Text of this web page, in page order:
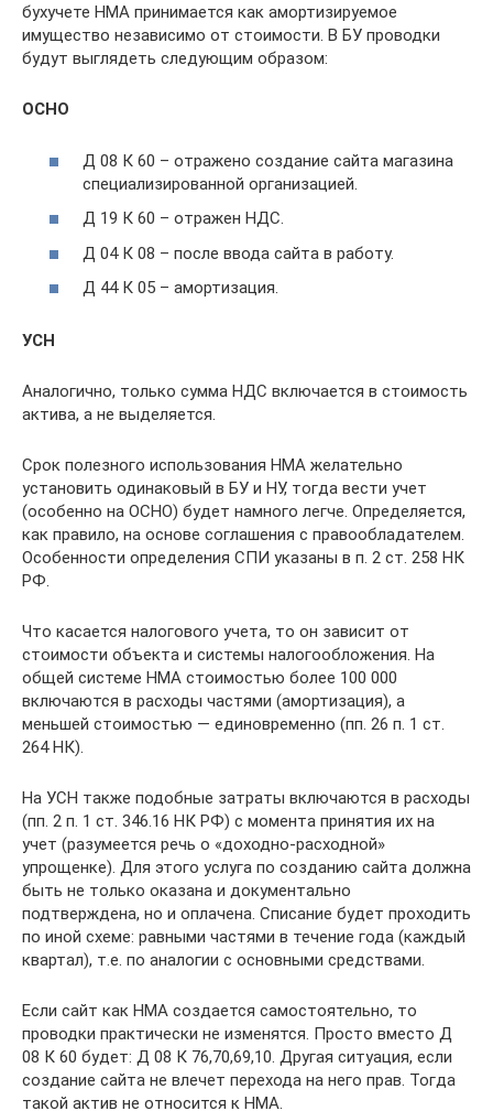
бухучете НМА принимается как амортизируемое
имущество независимо от стоимости. В БУ проводки
будут выглядеть следующим образом:
ОСНО
Д 08 К 60 – отражено создание сайта магазина
специализированной организацией.
Д 19 К 60 – отражен НДС.
Д 04 К 08 – после ввода сайта в работу.
Д 44 К 05 – амортизация.
УСН
Аналогично, только сумма НДС включается в стоимость
актива, а не выделяется.
Срок полезного использования НМА желательно
установить одинаковый в БУ и НУ, тогда вести учет
(особенно на ОСНО) будет намного легче. Определяется,
как правило, на основе соглашения с правообладателем.
Особенности определения СПИ указаны в п. 2 ст. 258 НК
РФ.
Что касается налогового учета, то он зависит от
стоимости объекта и системы налогообложения. На
общей системе НМА стоимостью более 100 000
включаются в расходы частями (амортизация), а
меньшей стоимостью — единовременно (пп. 26 п. 1 ст.
264 НК).
На УСН также подобные затраты включаются в расходы
(пп. 2 п. 1 ст. 346.16 НК РФ) с момента принятия их на
учет (разумеется речь о «доходно-расходной»
упрощенке). Для этого услуга по созданию сайта должна
быть не только оказана и документально
подтверждена, но и оплачена. Списание будет проходить
по иной схеме: равными частями в течение года (каждый
квартал), т.е. по аналогии с основными средствами.
Если сайт как НМА создается самостоятельно, то
проводки практически не изменятся. Просто вместо Д
08 К 60 будет: Д 08 К 76,70,69,10. Другая ситуация, если
создание сайта не влечет перехода на него прав. Тогда
такой актив не относится к НМА.